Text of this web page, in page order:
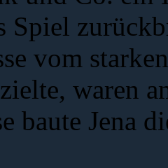
Spiel
vom
waren
baute Jena